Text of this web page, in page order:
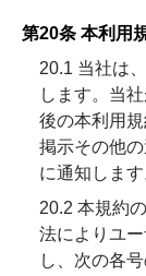
第20条 本利用
20.1 当社は
します。当
後の本利用
掲示その他
に通知します
20.2 本規約
法によりユ
し、次の各